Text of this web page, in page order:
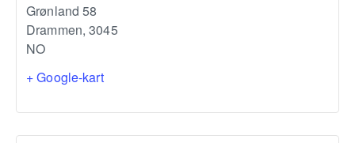
Grønland 58
Drammen, 3045
NO
+ Google-kart